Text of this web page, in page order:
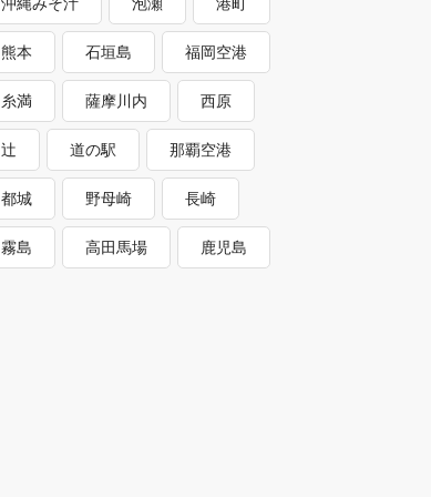
沖縄みそ汁 泡瀬 港町
熊本 石垣島 福岡空港
糸満 薩摩川内 西原
辻 道の駅 那覇空港
都城 野母崎 長崎
霧島 高田馬場 鹿児島